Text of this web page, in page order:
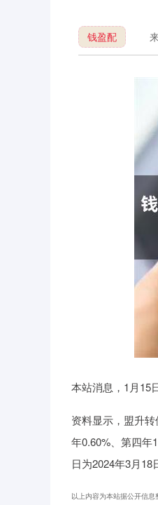
钱盈配
本站消息，1月15
资料显示，盟升
年0.60%、第四年
日为2024年3月18
以上内容为本站据公开信